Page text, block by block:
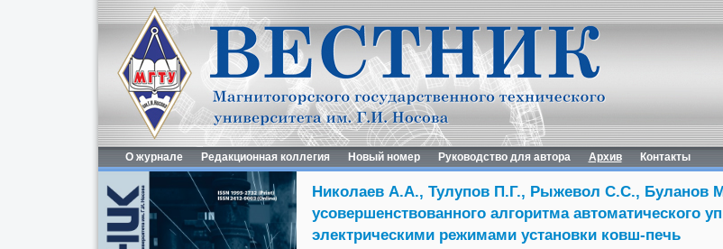
О журнале Редакционная коллегия Новый номер Руководство для автора Архив Контакты
Николаев А.А., Тулупов П.Г., Рыжевол С.С., Буланов
усовершенствованного алгоритма автоматического
электрическими режимами установки ковш-печь